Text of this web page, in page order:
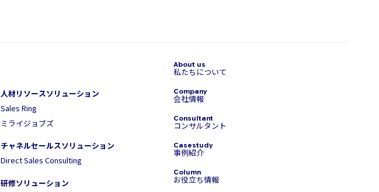
人材リソースソリューション
Sales Ring
ミライジョブズ
チャネルセールスソリューション
Direct Sales Consulting
研修ソリューション
私たちについて
会社情報
コンサルタント
事例紹介
お役立ち情報